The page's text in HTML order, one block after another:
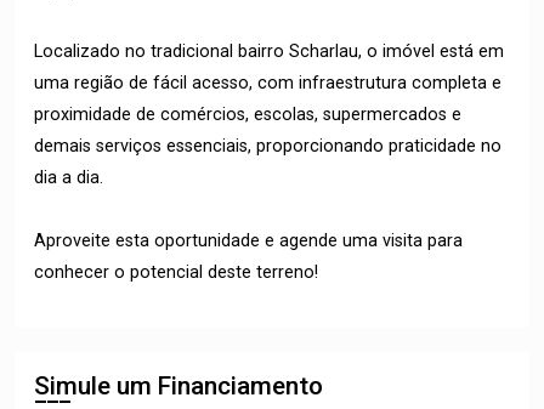
Localizado no tradicional bairro Scharlau, o imóvel está em
uma região de fácil acesso, com infraestrutura completa e
proximidade de comércios, escolas, supermercados e
demais serviços essenciais, proporcionando praticidade no
dia a dia.
Aproveite esta oportunidade e agende uma visita para
conhecer o potencial deste terreno!
Simule um Financiamento